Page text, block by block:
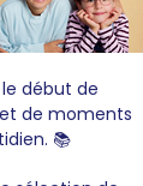
début de
de moments
📚